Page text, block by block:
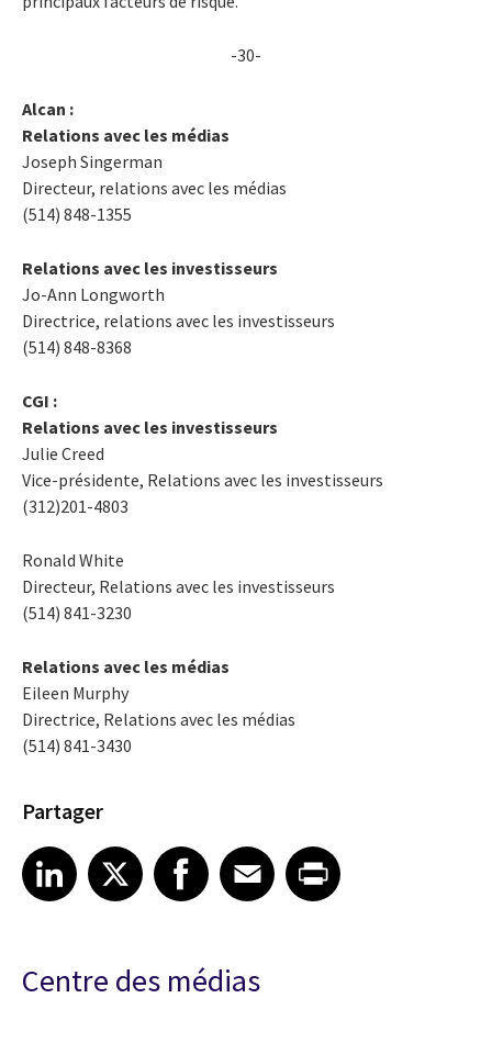
-30-
Alcan :
Relations avec les médias
Joseph Singerman
Directeur, relations avec les médias
(514) 848-1355
Relations avec les investisseurs
Jo-Ann Longworth
Directrice, relations avec les investisseurs
(514) 848-8368
CGI :
Relations avec les investisseurs
Julie Creed
Vice-présidente, Relations avec les investisseurs
(312)201-4803
Ronald White
Directeur, Relations avec les investisseurs
(514) 841-3230
Relations avec les médias
Eileen Murphy
Directrice, Relations avec les médias
(514) 841-3430
Partager
Share article on LinkedIn
LinkedIn
Share article on XShare article on Facebook
Facebook
Share article on Email
EmailShare article on Print
Centre des médias